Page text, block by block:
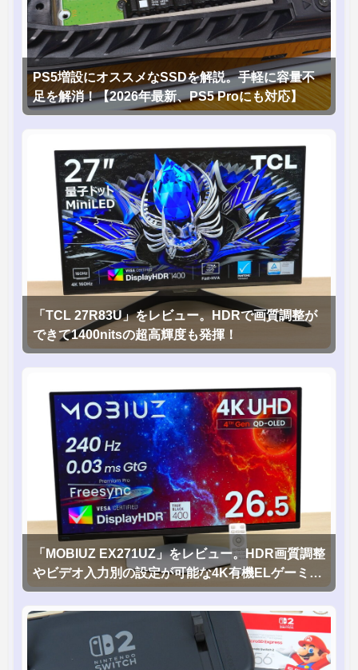
PS5増設にオススメなSSDを解説。手軽に容量不
足を解消！【2026年最新、PS5 Proにも対応】
「TCL 27R83U」をレビュー。HDRで画質調整が
できて1400nitsの超高輝度も発揮！
「MOBIUZ EX271UZ」をレビュー。HDR画質調整
やビデオ入力別の設定が可能な4K有機ELゲーミン
グモニタを徹底検証